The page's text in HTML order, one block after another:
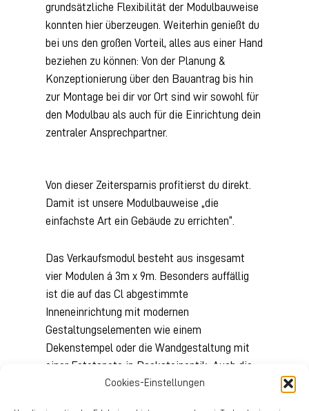
Cookies-Einstellungen
grundsätzliche Flexibilität der Modulbauweise
konnten hier überzeugen. Weiterhin genießt du
bei uns den großen Vorteil, alles aus einer Hand
beziehen zu können: Von der Planung &
Konzeptionierung über den Bauantrag bis hin
zur Montage bei dir vor Ort sind wir sowohl für
den Modulbau als auch für die Einrichtung dein
zentraler Ansprechpartner.
Von dieser Zeitersparnis profitierst du direkt.
Damit ist unsere Modulbauweise „die
einfachste Art ein Gebäude zu errichten“.
Das Verkaufsmodul besteht aus insgesamt
vier Modulen á 3m x 9m. Besonders auffällig
ist die auf das Cl abgestimmte
Inneneinrichtung mit modernen
Gestaltungselementen wie einem
Dekenstempel oder die Wandgestaltung mit
einer Fototapete in Backsteinoptik. Auch die
Verlattung aus Trespa mit Holzoptik im